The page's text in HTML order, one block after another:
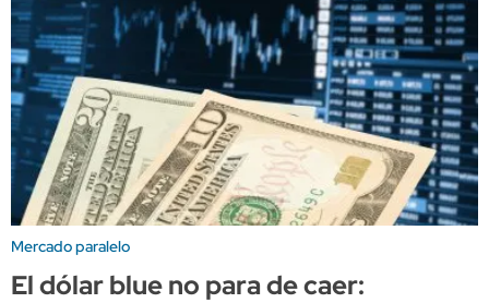
Mercado paralelo
El dólar blue no para de caer: